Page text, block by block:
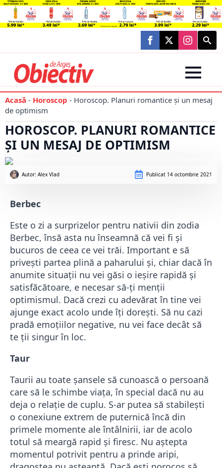
Search
for:
Acasă - Horoscop - Horoscop. Planuri romantice și un mesaj
de optimism
HOROSCOP. PLANURI ROMANTICE
ȘI UN MESAJ DE OPTIMISM
Autor: Alex Vlad Publicat 14 octombrie 2021
Berbec
Este o zi a surprizelor pentru nativii din zodia
Berbec, însă asta nu înseamnă că vei fi și
bucuros de ceea ce vei trăi. Important e să
privești partea plină a paharului și, chiar dacă în
anumite situații nu vei găsi o ieșire rapidă și
satisfăcătoare, e necesar să-ți menții
optimismul. Dacă crezi cu adevărat în tine vei
ajunge exact acolo unde îți dorești. Să nu cazi
pradă emoțiilor negative, nu vei face decât să
te ții singur în loc.
Taur
Taurii au toate șansele să cunoască o persoană
care să le schimbe viața, în special dacă nu au
deja o relație de cuplu. S-ar putea să stabilești
o conexiune extrem de puternică încă din
primele momente ale întâlnirii, iar de acolo
totul să meargă rapid și firesc. Nu aștepta
momentul potrivit pentru a prinde aripi,